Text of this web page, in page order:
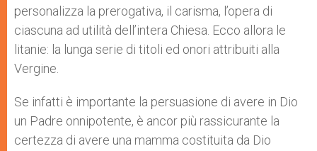
personalizza la prerogativa, il carisma, l’opera di
ciascuna ad utilità dell’intera Chiesa. Ecco allora le
litanie: la lunga serie di titoli ed onori attribuiti alla
Vergine.
Se infatti è importante la persuasione di avere in Dio
un Padre onnipotente, è ancor più rassicurante la
certezza di avere una mamma costituita da Dio